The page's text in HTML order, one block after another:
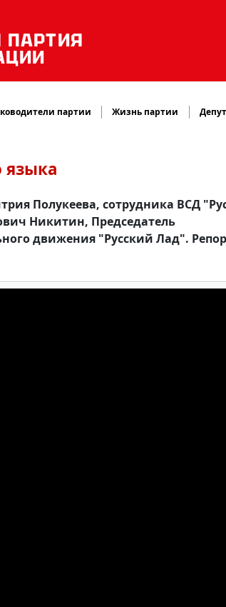
ПАРТИЯ
партии Жизнь партии
языка
Полукеева, сотрудника ВСД
Никитин, Председатель
движения "Русский Лад".